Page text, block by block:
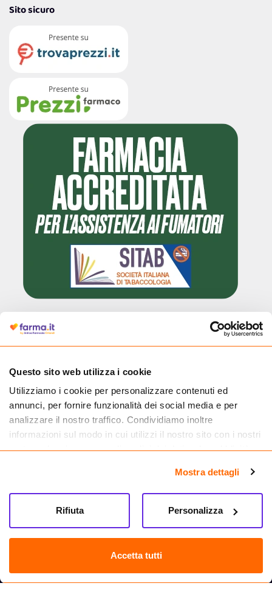
Questo sito web utilizza i cookie
Utilizziamo i cookie per personalizzare contenuti ed
annunci, per fornire funzionalità dei social media e per
analizzare il nostro traffico. Condividiamo inoltre
informazioni sul modo in cui utilizzi il nostro sito con i nostri
partner che si occupano di analisi dei dati web, pubblicità e
informazioni che hai fornito loro o che hanno raccolto dal
tuo utilizzo dei loro servizi.
Mostra dettagli
Accetta tutti
Personalizza
Rifiuta
Sito sicuro
autorizzata dal Ministero della Salute a effettuare la vendita online di
Farma.it S.a.s. P. IVA 07417261216 REA: NA-884088